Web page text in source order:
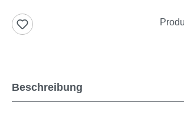
Beschreibung